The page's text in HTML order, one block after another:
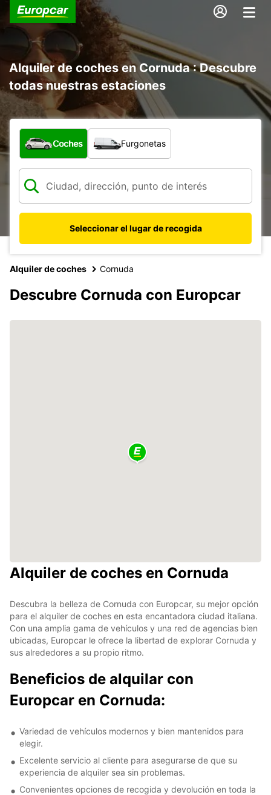
Alquiler de coches en Cornuda : Descubre
todas nuestras estaciones
¿Qué tipo de vehículo?
Coches Furgonetas
Seleccionar el lugar de recogida
Alquiler de coches Cornuda
Descubre Cornuda con Europcar
Alquiler de coches en Cornuda
Descubra la belleza de Cornuda con Europcar, su mejor opción
para el alquiler de coches en esta encantadora ciudad italiana.
Con una amplia gama de vehículos y una red de agencias bien
ubicadas, Europcar le ofrece la libertad de explorar Cornuda y
sus alrededores a su propio ritmo.
Beneficios de alquilar con
Europcar en Cornuda:
Variedad de vehículos modernos y bien mantenidos para
elegir.
Excelente servicio al cliente para asegurarse de que su
experiencia de alquiler sea sin problemas.
Convenientes opciones de recogida y devolución en toda la